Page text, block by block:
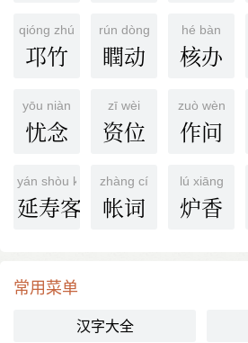
qióng zhú
邛竹
rún dòng
瞤动
hé bàn
核办
yōu niàn
忧念
zī wèi
资位
zuò wèn
作问
yán shòu kè
延寿客
zhàng cí
帐词
lú xiāng
炉香
常用菜单
汉字大全